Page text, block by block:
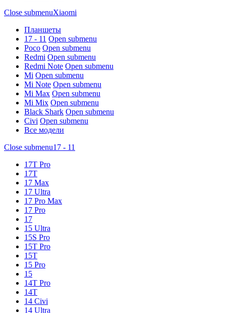
Close submenuXiaomi
Планшеты
17 - 11 Open submenu
Poco Open submenu
Redmi Open submenu
Redmi Note Open submenu
Mi Open submenu
Mi Note Open submenu
Mi Max Open submenu
Mi Mix Open submenu
Black Shark Open submenu
Civi Open submenu
Все модели
Close submenu17 - 11
17T Pro
17T
17 Max
17 Ultra
17 Pro Max
17 Pro
17
15 Ultra
15S Pro
15T Pro
15T
15 Pro
15
14T Pro
14T
14 Civi
14 Ultra